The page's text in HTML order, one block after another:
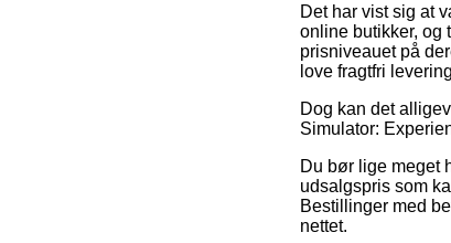
Det har vist sig at
online butikker, og
prisniveauet på
love fragtfri
Dog kan det
Simulator:
Du bør lige meget
udsalgspris som
Bestillinger med
nettet.